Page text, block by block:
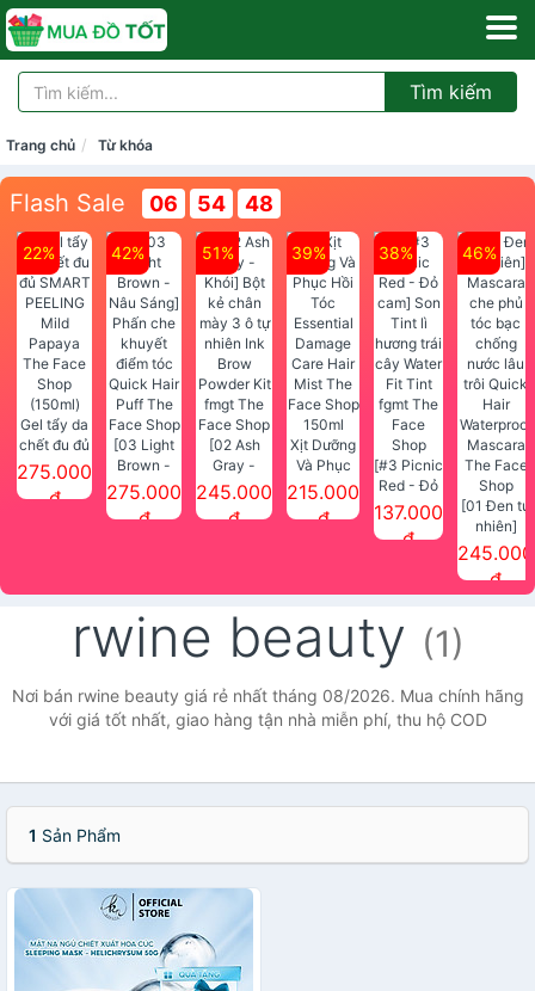
Tìm kiếm
Trang chủ Từ khóa
Flash Sale 06 54 48
22%
Gel tẩy da
chết đu đủ
SMART
PEELING
275.000
đ
42%
[03 Light
Brown -
Nâu Sáng]
Phấn che
275.000
đ
51%
[02 Ash
Gray -
Khói] Bột
kẻ chân
Face Shop
245.000
đ
39%
Xịt Dưỡng
Và Phục
Hồi Tóc
Essential
215.000
đ
38%
[#3 Picnic
Red - Đỏ
cam] Son
Face
Shop
137.000
đ
46%
[01 Đen tự
nhiên]
Mascara
che phủ
Waterproof
Mascara
The Face
245.000
đ
rwine beauty (1)
Nơi bán rwine beauty giá rẻ nhất tháng 08/2026. Mua chính hãng
với giá tốt nhất, giao hàng tận nhà miễn phí, thu hộ COD
1 Sản Phẩm